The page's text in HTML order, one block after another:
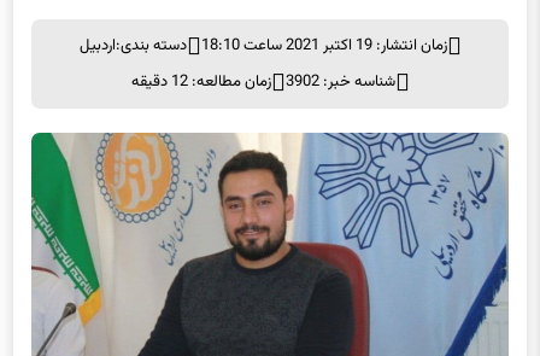
زمان انتشار: 19 اکتبر 2021 ساعت 18:10 دسته بندی:اردبیل
شناسه خبر: 3902
زمان مطالعه: 12 دقیقه